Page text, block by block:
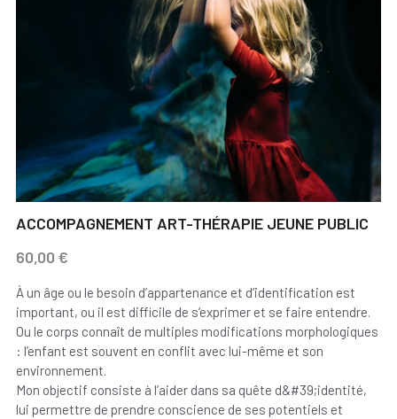
ACCOMPAGNEMENT ART-THÉRAPIE JEUNE PUBLIC
60,00 €
À un âge ou le besoin d’appartenance et d’identification est
important, ou il est difficile de s’exprimer et se faire entendre.
Ou le corps connaît de multiples modifications morphologiques
: l’enfant est souvent en conflit avec lui-même et son
environnement.
Mon objectif consiste à l’aider dans sa quête d&#39;identité,
lui permettre de prendre conscience de ses potentiels et